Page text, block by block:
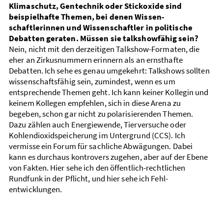
Klimaschutz, Gentechnik oder Stickoxide sind
beispiel­hafte Themen, bei denen Wissen­
schaftlerinnen und Wissen­schaftler in politische
Debatten geraten. Müssen sie talk­show­fähig sein?
Nein, nicht mit den derzeitigen Talkshow-Formaten, die
eher an Zirkus­­nummern erinnern als an ernst­hafte
Debatten. Ich sehe es genau umgekehrt: Talk­shows sollten
wissen­schafts­fähig sein, zumindest, wenn es um
entsprechende Themen geht. Ich kann keiner Kollegin und
keinem Kollegen empfehlen, sich in diese Arena zu
begeben, schon gar nicht zu polarisierenden Themen.
Dazu zählen auch Energie­wende, Tier­versuche oder
Kohlen­dioxid­speicherung im Unter­grund (CCS). Ich
vermisse ein Forum für sach­liche Abwägungen. Dabei
kann es durch­aus kontro­vers zugehen, aber auf der Ebene
von Fakten. Hier sehe ich den öffentlich-rechtlichen
Rundfunk in der Pflicht, und hier sehe ich Fehl­
entwicklungen.